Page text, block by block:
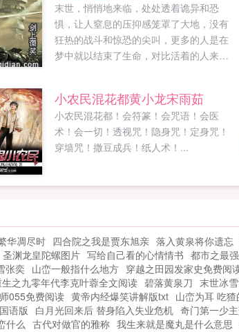
末世，悄悄地来临，处处透着诡异和恐
惧，让人窒息的压抑感笼罩了大地，没有
狂热的战斗和惊恐的尖叫，更多的人是在
梦中就以结束了生命，对比活着的人来
群中的一份子，每天用酒精麻痹着自己，
当他再次从吧台上清醒的时候才发现，世
界变了，不再是他认识的那个世界，世间
一切的秩序法律似乎在一夜间就崩溃了，
凭借着在古董店融合的一台ps游戏机改写
实与虚拟的世界，一步步的谱写着自己的
人生，改变着自己的命运，甚至是，创造
自己的世界！...
小农民混花都黄小龙宋雨茹
小农民混花都！会符篆！会咒语！会医
术！会一切！透视咒！隐身咒！定身咒！
穿墙咒！撒豆成兵！纸人术！...
华凋尽时 四合院之我是贾东旭亲 落入黄泉将你遗忘
圣渊龙皇陀螺图片 写给自己看的心情情书 都市之最
张奕 山峦一般指什么地方 穿越之田园发家史免费阅
之九零年代李克叶蓉全文阅读 碧落黄泉刀 末世冰
055免费阅读 黄帝内经爆笑讲解版txt 山峦为耳 吃
语版 白月光回来后 替身陷入失业危机 奇门第一少
什么 古代对做官的雅称 我生来就是魔丸是什么意思